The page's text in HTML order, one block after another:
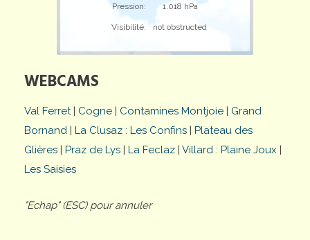
Pression: 1.018 hPa
Visibilité: not obstructed
WEBCAMS
Val Ferret| Cogne | Contamines Montjoie | Grand
Bornand | La Clusaz : Les Confins | Plateau des
Glières | Praz de Lys | La Feclaz | Villard : Plaine Joux |
Les Saisies
"Echap" (ESC) pour annuler